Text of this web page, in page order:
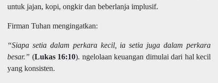
untuk jajan, kopi, ongkir dan beberlanja implusif.
Firman Tuhan mengingatkan:
“Siapa setia dalam perkara kecil, ia setia juga dalam perkara
besar.” (Lukas 16:10). ngelolaan keuangan dimulai dari hal kecil
yang konsisten.